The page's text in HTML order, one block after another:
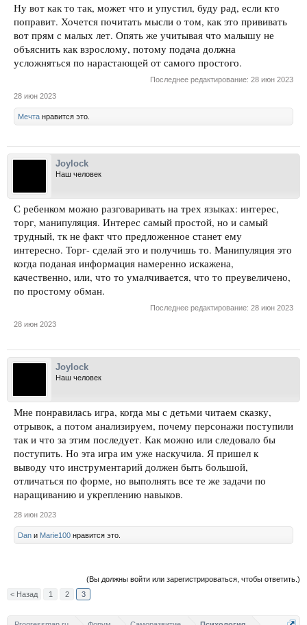
Ну вот как то так, может что и упустил, буду рад, если кто
поправит. Хочется почитать мысли о том, как это прививать
вот прям с малых лет. Опять же учитывая что малышу не
объяснить как взрослому, потому подача должна
усложняться по нарастающей от самого простого.
Последнее редактирование: 28 июн 2023
28 июн 2023
Мечта нравится это.
Joylock
Наш человек
С ребенком можно разговаривать на трех языках: интерес,
торг, манипуляция. Интерес самый простой, но и самый
трудный, тк не факт что предложенное станет ему
интересно. Торг- сделай это и получишь то. Манипуляция это
когда поданая информация намеренно искажена,
качественно, или, что то умалчивается, что то преувеличено,
по простому обман.
Последнее редактирование: 28 июн 2023
28 июн 2023
Joylock
Наш человек
Мне понравилась игра, когда мы с детьми читаем сказку,
отрывок, а потом анализируем, почему персонажи поступили
так и что за этим последует. Как можно или следовало бы
поступить. Но эта игра им уже наскучила. Я пришел к
выводу что инструментарий должен быть большой,
отличаться по форме, но выполнять все те же задачи по
наращиванию и укреплению навыков.
28 июн 2023
Dan и Marie100 нравится это.
(Вы должны войти или зарегистрироваться, чтобы ответить.)
< Назад
1 2 3